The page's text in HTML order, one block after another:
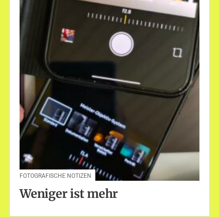
FOTOGRAFISCHE NOTIZEN
Weniger ist mehr